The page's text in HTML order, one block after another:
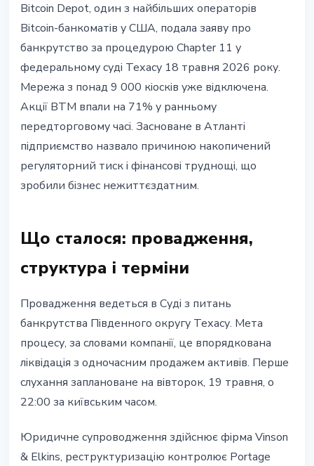
Bitcoin Depot подала на
банкрутство: 9 000 банкоматів
відключено, акції впали на 71%
18 травня 2026 р.3 хв читання
Наталія Дорофєєва
Bitcoin Depot, один з найбільших операторів
Bitcoin-банкоматів у США, подала заяву про
банкрутство за процедурою Chapter 11 у
федеральному суді Техасу 18 травня 2026 року.
Мережа з понад 9 000 кіосків уже відключена.
Акції BTM впали на 71% у ранньому
передторговому часі. Засноване в Атланті
підприємство назвало причиною накопичений
регуляторний тиск і фінансові труднощі, що
зробили бізнес нежиттєздатним.
Що сталося: провадження,
структура і терміни
Провадження ведеться в Суді з питань
банкрутства Південного округу Техасу. Мета
процесу, за словами компанії, це впорядкована
ліквідація з одночасним продажем активів. Перше
слухання заплановане на вівторок, 19 травня, о
22:00 за київським часом.
Юридичне супроводження здійснює фірма Vinson
& Elkins, реструктуризацію контролює Portage